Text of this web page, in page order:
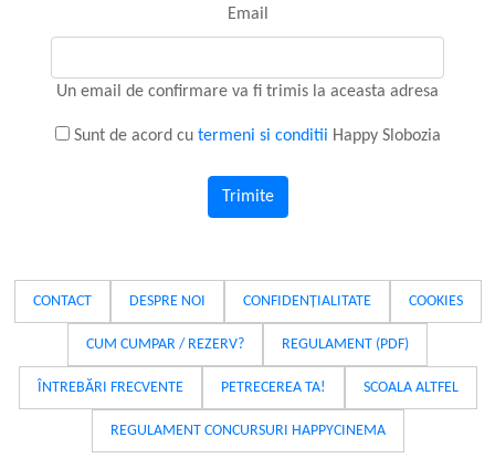
Email
Un email de confirmare va fi trimis la aceasta adresa
Sunt de acord cu termeni si conditii Happy Slobozia
Trimite
CONTACT DESPRE NOI CONFIDENȚIALITATE COOKIES
CUM CUMPAR / REZERV? REGULAMENT (PDF)
ÎNTREBĂRI FRECVENTE PETRECEREA TA! SCOALA ALTFEL
REGULAMENT CONCURSURI HAPPYCINEMA